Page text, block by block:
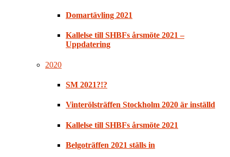
Domartävling 2021
Kallelse till SHBFs årsmöte 2021 –
Uppdatering
2020
SM 2021?!?
Vinterölsträffen Stockholm 2020 är inställd
Kallelse till SHBFs årsmöte 2021
Belgoträffen 2021 ställs in